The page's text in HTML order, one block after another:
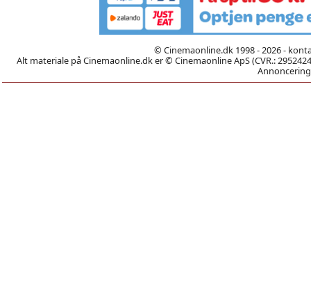
© Cinemaonline.dk 1998 - 2026 -
Alt materiale på Cinemaonline.dk er © Cinemaonline ApS (CVR.: